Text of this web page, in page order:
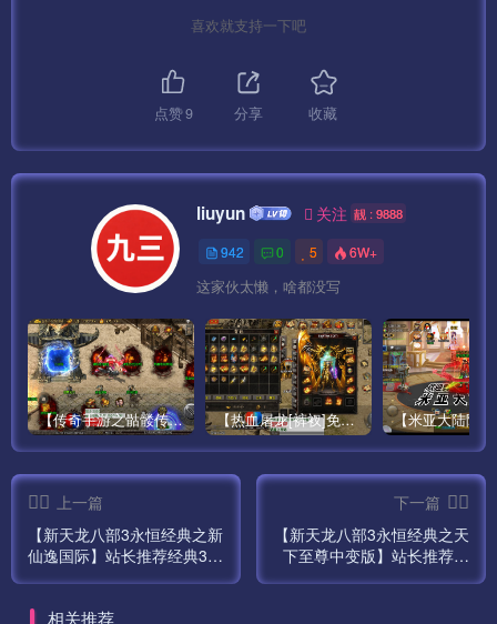
喜欢就支持一下吧
点赞9 分享 收藏
liuyun 关注 靓 : 9888
942 0 5 6W+
这家伙太懒，啥都没写
【传奇手游之骷髅传说第二季十大陆[白猪3]免授权版】经典单职业复古特色战神引擎传奇手游最新打包Win服务端源码视频架设教程-怀旧复古-经典耐玩–新版GM多功能网页授权物品后台-GM直冲网页后台-安卓苹果IOS双端版本！ 【热血屠龙[裤衩]免授权修复版】采用经典战神引擎三职业特色游戏最新打包Win服务端源码视频架设教程-GM直冲后台-新版GM多功能授权物品后台-安卓苹果IOS双端版本-传奇手游！
上一篇
【新天龙八部3永恒经典之新
仙逸国际】站长推荐经典3D
Linux服务端源码视频架设教
下一篇
【新天龙八部3永恒经典之天
下至尊中变版】站长推荐经
相关推荐